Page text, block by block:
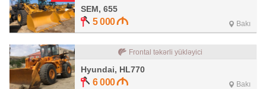
SEM, 655
5 000 Bakı
Frontal təkərli yükləyici
Hyundai, HL770
6 000 Bakı